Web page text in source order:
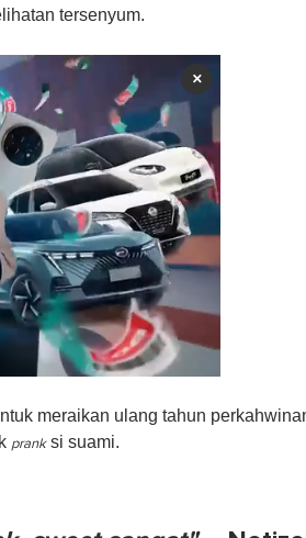
tersenyum.
×
meraikan ulang tahun
pranksi suami.